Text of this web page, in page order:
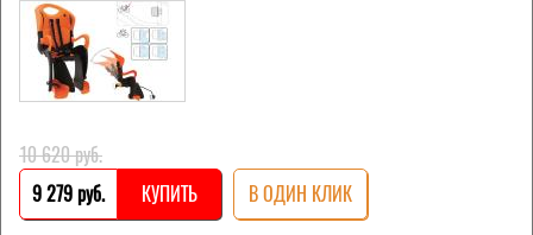
10 620 pуб.
9 279 pуб.
КУПИТЬ В ОДИН КЛИК